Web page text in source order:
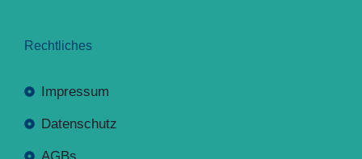
Rechtliches
Impressum
Datenschutz